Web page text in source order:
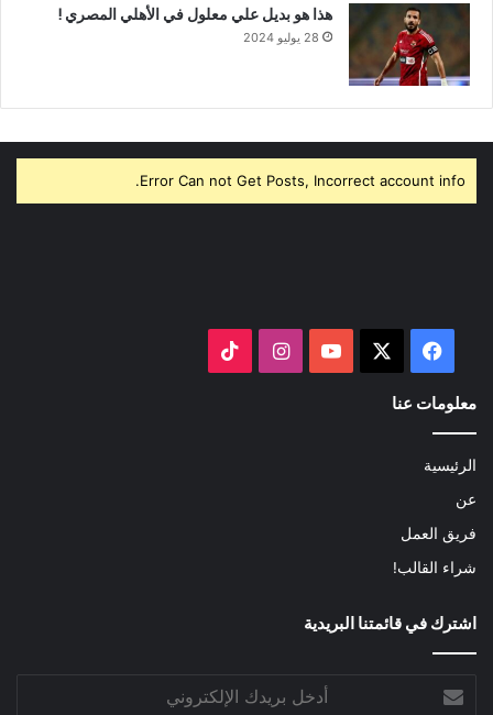
هذا هو بديل علي معلول في الأهلي المصري !
28 يوليو 2024
Error Can not Get Posts, Incorrect account info.
فيسبوك ‫YouTubeانستقرام
معلومات عنا
الرئيسية
عن
فريق العمل
شراء القالب!
اشترك في قائمتنا البريدية
بريدك